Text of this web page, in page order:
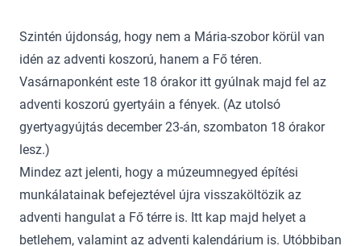
Szintén újdonság, hogy nem a Mária-szobor körül van
idén az adventi koszorú, hanem a Fő téren.
Vasárnaponként este 18 órakor itt gyúlnak majd fel az
adventi koszorú gyertyáin a fények. (Az utolsó
gyertyagyújtás december 23-án, szombaton 18 órakor
lesz.)
Mindez azt jelenti, hogy a múzeumnegyed építési
munkálatainak befejeztével újra visszaköltözik az
adventi hangulat a Fő térre is. Itt kap majd helyet a
betlehem, valamint az adventi kalendárium is. Utóbbiban